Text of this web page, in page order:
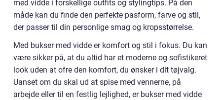
med vidde i forskellige outfits og stylingtips. På den
måde kan du finde den perfekte pasform, farve og stil,
der passer til din personlige smag og kropsstørrelse.
Med bukser med vidde er komfort og stil i fokus. Du kan
være sikker på, at du altid har et moderne og sofistikeret
look uden at ofre den komfort, du ønsker i dit tøjvalg.
Uanset om du skal ud at spise med vennerne, på
arbejde eller til en festlig lejlighed, er bukser med vidde